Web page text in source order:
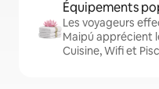
Équipements
Les voyageurs
Maipú apprécient
Cuisine, Wifi et